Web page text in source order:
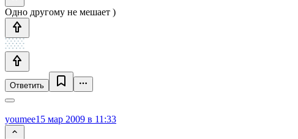
Одно другому не мешает )
Ответить
youmee15 мар 2009 в 11:33